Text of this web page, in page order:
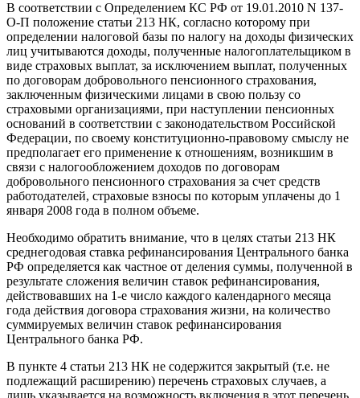
В соответствии с Определением КС РФ от 19.01.2010 N 137-
О-П положение статьи 213 НК, согласно которому при
определении налоговой базы по налогу на доходы физических
лиц учитываются доходы, полученные налогоплательщиком в
виде страховых выплат, за исключением выплат, полученных
по договорам добровольного пенсионного страхования,
заключенным физическими лицами в свою пользу со
страховыми организациями, при наступлении пенсионных
оснований в соответствии с законодательством Российской
Федерации, по своему конституционно-правовому смыслу не
предполагает его применение к отношениям, возникшим в
связи с налогообложением доходов по договорам
добровольного пенсионного страхования за счет средств
работодателей, страховые взносы по которым уплачены до 1
января 2008 года в полном объеме.
Необходимо обратить внимание, что в целях статьи 213 НК
среднегодовая ставка рефинансирования Центрального банка
РФ определяется как частное от деления суммы, полученной в
результате сложения величин ставок рефинансирования,
действовавших на 1-е число каждого календарного месяца
года действия договора страхования жизни, на количество
суммируемых величин ставок рефинансирования
Центрального банка РФ.
В пункте 4 статьи 213 НК не содержится закрытый (т.е. не
подлежащий расширению) перечень страховых случаев, а